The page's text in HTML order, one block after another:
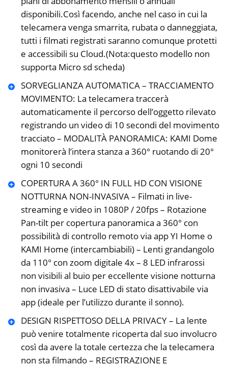
disponibili.Così facendo, anche nel caso in cui la
telecamera venga smarrita, rubata o danneggiata,
tutti i filmati registrati saranno comunque protetti
e accessibili su Cloud.(Nota:questo modello non
supporta Micro sd scheda)
SORVEGLIANZA AUTOMATICA – TRACCIAMENTO
MOVIMENTO: La telecamera traccerà
automaticamente il percorso dell’oggetto rilevato
registrando un video di 10 secondi del movimento
tracciato – MODALITÀ PANORAMICA: KAMI Dome
monitorerà l’intera stanza a 360° ruotando di 20°
ogni 10 secondi
COPERTURA A 360° IN FULL HD CON VISIONE
NOTTURNA NON-INVASIVA – Filmati in live-
streaming e video in 1080P / 20fps – Rotazione
Pan-tilt per copertura panoramica a 360° con
possibilità di controllo remoto via app YI Home o
KAMI Home (intercambiabili) – Lenti grandangolo
da 110° con zoom digitale 4x – 8 LED infrarossi
non visibili al buio per eccellente visione notturna
non invasiva – Luce LED di stato disattivabile via
app (ideale per l’utilizzo durante il sonno).
DESIGN RISPETTOSO DELLA PRIVACY – La lente
può venire totalmente ricoperta dal suo involucro
così da avere la totale certezza che la telecamera
non sta filmando – REGISTRAZIONE E